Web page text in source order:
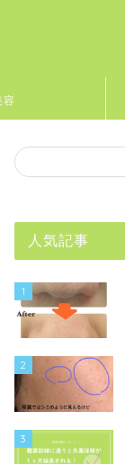
容
人気記事
1
2
3